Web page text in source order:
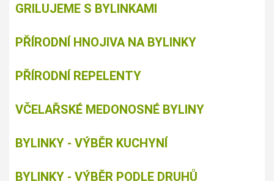
GRILUJEME S BYLINKAMI
PŘÍRODNÍ HNOJIVA NA BYLINKY
PŘÍRODNÍ REPELENTY
VČELAŘSKÉ MEDONOSNÉ BYLINY
BYLINKY - VÝBĚR KUCHYNÍ
BYLINKY - VÝBĚR PODLE DRUHŮ